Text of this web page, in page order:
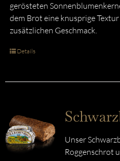
gerösteten
dem Brot eine knusprige
zusätzlichen Geschmack.
Details
Unser
Roggenschrot